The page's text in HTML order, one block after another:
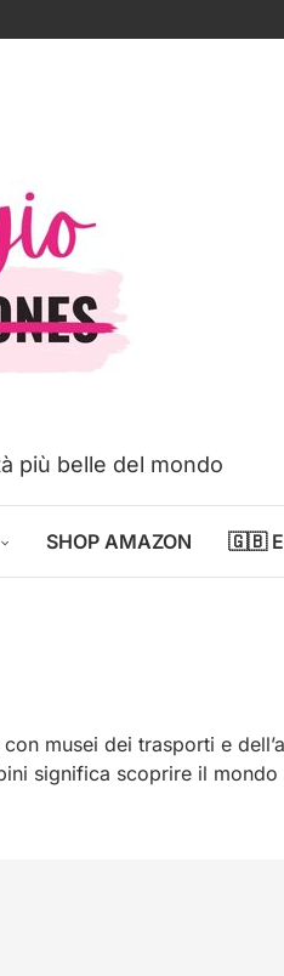
più belle del mondo
SHOP AMAZON 🇬🇧
musei dei trasporti e
significa scoprire il